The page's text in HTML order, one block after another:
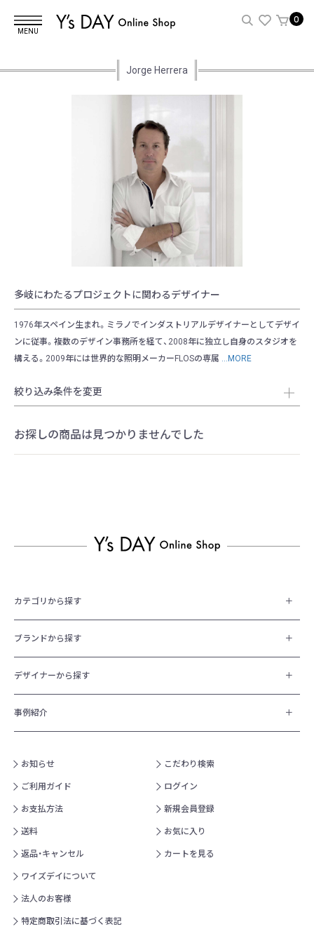
MENU
0
Jorge Herrera
多岐にわたるプロジェクトに関わるデザイナー
1976年スペイン生まれ。ミラノでインダストリアルデザイナーとしてデザイ
ンに従事。複数のデザイン事務所を経て、2008年に独立し自身のスタジオを
構える。2009年には世界的な照明メーカーFLOSの専属 ...MORE
絞り込み条件を変更
お探しの商品は見つかりませんでした
カテゴリから探す
ブランドから探す
デザイナーから探す
事例紹介
お知らせ
ご利用ガイド
お支払方法
送料
返品・キャンセル
ワイズデイについて
法人のお客様
特定商取引法に基づく表記
こだわり検索
ログイン
新規会員登録
お気に入り
カートを見る